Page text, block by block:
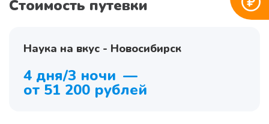
Стоимость путевки
Наука на вкус - Новосибирск
4 дня/3 ночи —
от 51 200 рублей